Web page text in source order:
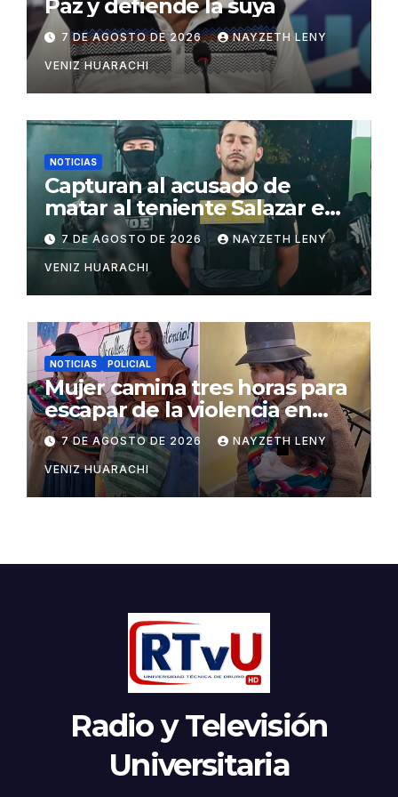
Paz y defiende la suya
7 DE AGOSTO DE 2026 NAYZETH LENY
VENIZ HUARACHI
NOTICIAS
Capturan al acusado de
matar al teniente Salazar en
San Matías
7 DE AGOSTO DE 2026 NAYZETH LENY
VENIZ HUARACHI
NOTICIAS POLICIAL
Mujer camina tres horas para
escapar de la violencia en
Potosí
7 DE AGOSTO DE 2026 NAYZETH LENY
VENIZ HUARACHI
Radio y Televisión
Universitaria